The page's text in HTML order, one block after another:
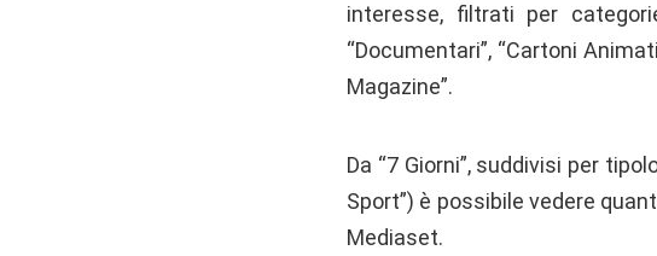
interesse, filtrati per
“Documentari”, “Cartoni
Magazine”.
Da “7 Giorni”, suddivisi per
Sport”) è possibile vedere
Mediaset.